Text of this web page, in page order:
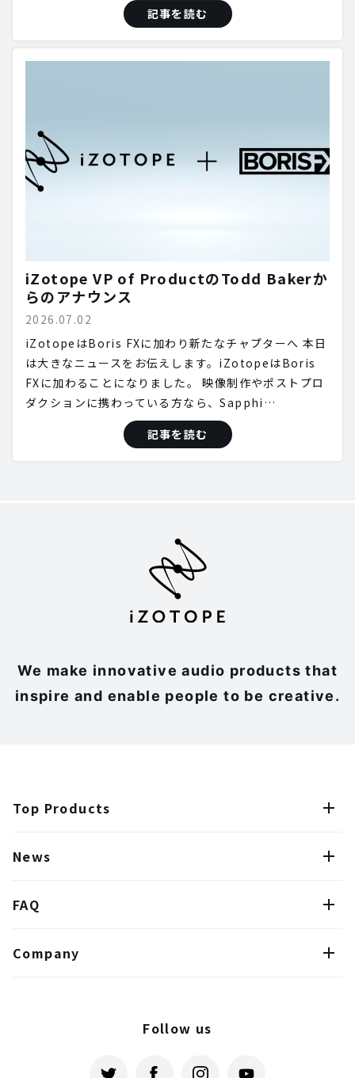
記事を読む
iZotope VP of ProductのTodd Bakerか
らのアナウンス
2026.07.02
iZotopeはBoris FXに加わり新たなチャプターへ 本日
は大きなニュースをお伝えします。iZotopeはBoris
FXに加わることになりました。 映像制作やポストプロ
ダクションに携わっている方なら、Sapphi…
記事を読む
We make innovative audio products that
inspire and enable people to be creative.
Top Products
News
FAQ
Company
Follow us